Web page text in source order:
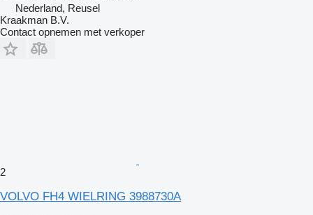
Nederland, Reusel
Kraakman B.V.
Contact opnemen met verkoper
2
VOLVO FH4 WIELRING 3988730A